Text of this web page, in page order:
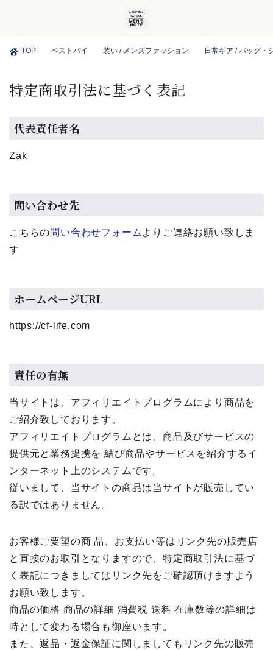
TOP ベストバイ 装い / メンズファッション 日常ギア / バッグ・
特定商取引法に基づく表記
代表責任者名
Zak
問い合わせ先
こちらの問い合わせフォーム よりご連絡お願い致しま
す
ホームページURL
https://cf-life.com
責任の有無
当サイトは、アフィリエイトプログラムにより商品を
ご紹介致しております。
アフィリエイトプログラムとは、商品及びサービスの
提供元と業務提携を 結び商品やサービスを紹介するイ
ンターネット上のシステムです。
従いまして、当サイトの商品は当サイトが販売してい
る訳ではありません。
お客様ご要望の商 品、お支払い等はリンク先の販売店
と直接のお取引となりますので、特定商取引法に基づ
く表記につきましてはリンク先をご確認頂けますよう
お願い致します。
商品の価格 商品の詳細 消費税 送料 在庫数等の詳細は
時として変わる場合も御座います。
また、返品・返金保証に関しましてもリンク先の販売